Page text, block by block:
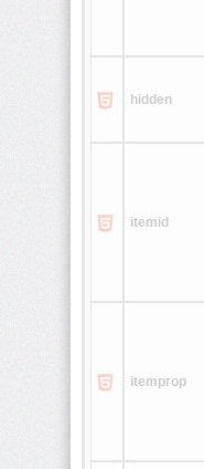
hidden
itemid
itemprop